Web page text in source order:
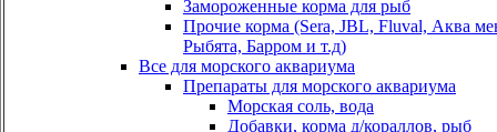
Замороженные корма для рыб
Прочие корма (Sera, JBL, Fluval, Аква
Рыбята, Барром и т.д)
Все для морского аквариума
Препараты для морского аквариума
Морская соль, вода
Добавки, корма д/кораллов, рыб